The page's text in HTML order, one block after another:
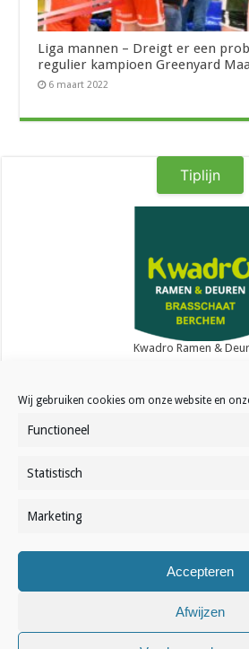
Wij gebruiken cookies om onze website en
Functioneel
Statistisch
Marketing
Accepteren
Afwijzen
Liga mannen – Dreigt er een
regulier kampioen Greenyard
6 maart 2022
Tiplijn
Kwadro Ramen &
Contact
© Volleynews.be
Algemene voorwaarden|Privacy